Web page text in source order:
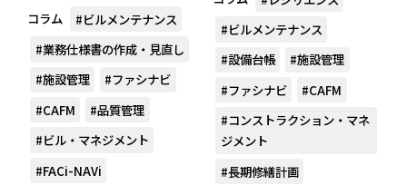
コラム
#ビルメンテナンス
#業務仕様書の作成・見直し
#施設管理
#ファシナビ
#CAFM
#品質管理
#ビル・マネジメント
#FACi-NAVi
#ビルメンテナンス
#設備台帳
#施設管理
#ファシナビ
#CAFM
#コンストラクション・マネ
ジメント
#長期修繕計画